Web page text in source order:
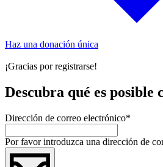
Haz una donación única
¡Gracias por registrarse!
Descubra qué es posible
Dirección de correo electrónico*
Por favor introduzca una dirección de